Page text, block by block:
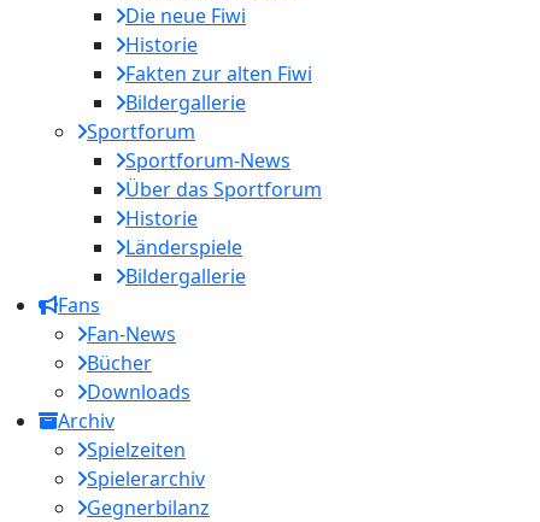
Die neue Fiwi
Historie
Fakten zur alten Fiwi
Bildergallerie
Sportforum
Sportforum-News
Über das Sportforum
Historie
Länderspiele
Bildergallerie
Fans
Fan-News
Bücher
Downloads
Archiv
Spielzeiten
Spielerarchiv
Gegnerbilanz